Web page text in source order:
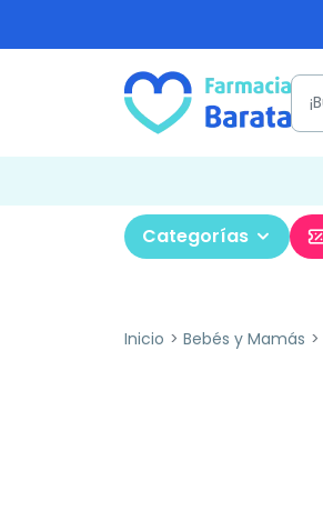
Categorías
Inicio Bebés y Mamás